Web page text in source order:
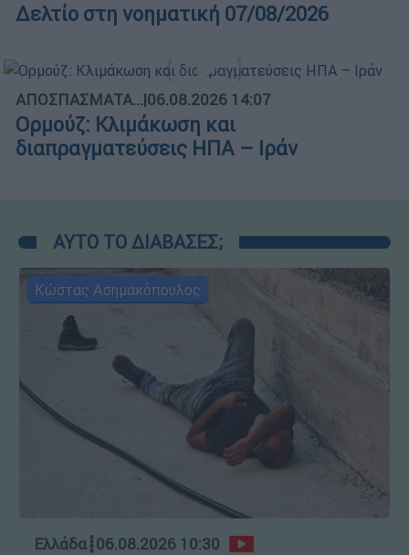
Δελτίο στη νοηματική 07/08/2026
ΑΠΟΣΠΑΣΜΑΤΑ...|06.08.2026 14:07
Ορμούζ: Κλιμάκωση και
διαπραγματεύσεις ΗΠΑ – Ιράν
ΑΥΤΟ ΤΟ ΔΙΑΒΑΣΕΣ;
Κώστας Ασημακόπουλος
Ελλάδα┋06.08.2026 10:30